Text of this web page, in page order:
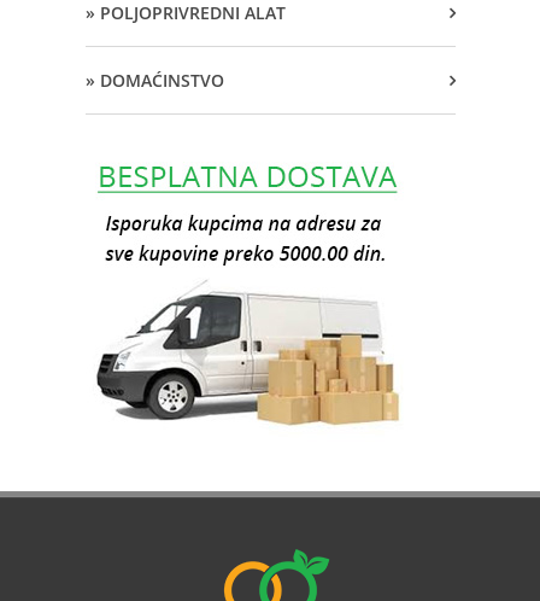
» POLJOPRIVREDNI ALAT
» DOMAĆINSTVO